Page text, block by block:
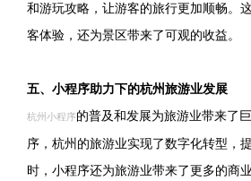
和游玩攻略，让游客的旅行更加顺畅。
客体验，还为景区带来了可观的收益。
五、小程序助力下的杭州旅游业发展
杭州小程序的普及和发展为旅游业带来了
序，杭州的旅游业实现了数字化转型，
时，小程序还为旅游业带来了更多的商